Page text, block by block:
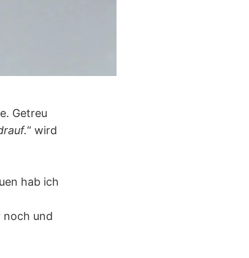
Getreu
“ wird
hab ich
noch und